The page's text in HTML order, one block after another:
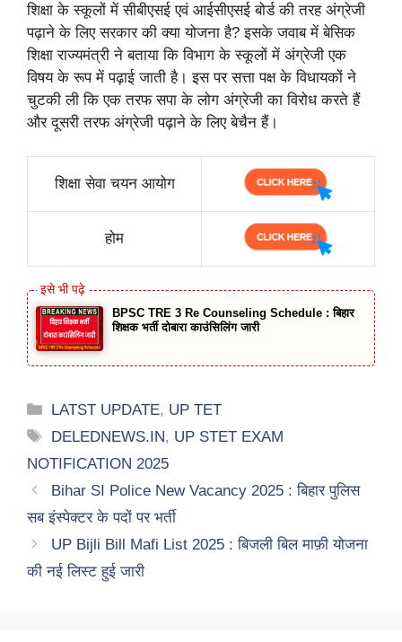
शिक्षा के स्कूलों में सीबीएसई एवं आईसीएसई बोर्ड की तरह अंग्रेजी
पढ़ाने के लिए सरकार की क्या योजना है? इसके जवाब में बेसिक
शिक्षा राज्यमंत्री ने बताया कि विभाग के स्कूलों में अंग्रेजी एक
विषय के रूप में पढ़ाई जाती है। इस पर सत्ता पक्ष के विधायकों ने
चुटकी ली कि एक तरफ सपा के लोग अंग्रेजी का विरोध करते हैं
और दूसरी तरफ अंग्रेजी पढ़ाने के लिए बेचैन हैं।
शिक्षा सेवा चयन आयोग
होम
BPSC TRE 3 Re Counseling Schedule : बिहार
शिक्षक भर्ती दोबारा काउंसिलिंग जारी
Categories
LATST UPDATE, UP TET
Tags
DELEDNEWS.IN, UP STET EXAM
NOTIFICATION 2025
Bihar SI Police New Vacancy 2025 : बिहार पुलिस
सब इंस्पेक्टर के पदों पर भर्ती
UP Bijli Bill Mafi List 2025 : बिजली बिल माफ़ी योजना
की नई लिस्ट हुई जारी